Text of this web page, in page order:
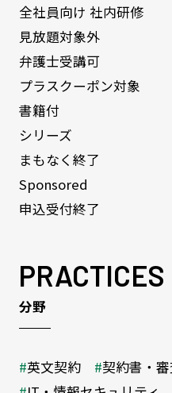
全社員向け 社内研修
見放題対象外
弁護士受講可
プラスクーポン対象
書籍付
シリーズ
まもなく終了
Sponsored
申込受付終了
PRACTICES
分野
英文契約 契約書・